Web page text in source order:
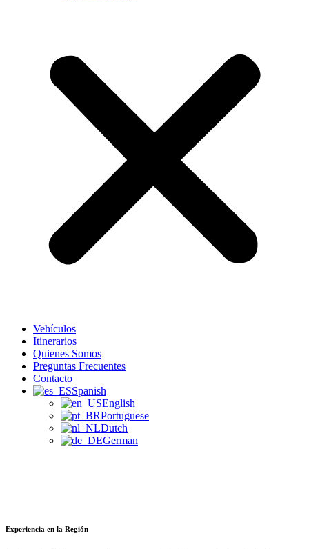
Vehículos
Itinerarios
Quienes Somos
Preguntas Frecuentes
Contacto
Spanish
English
Portuguese
Dutch
German
Experiencia en la Región